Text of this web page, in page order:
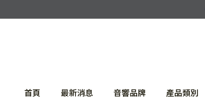
首頁 最新消息 音響品牌 產品類別